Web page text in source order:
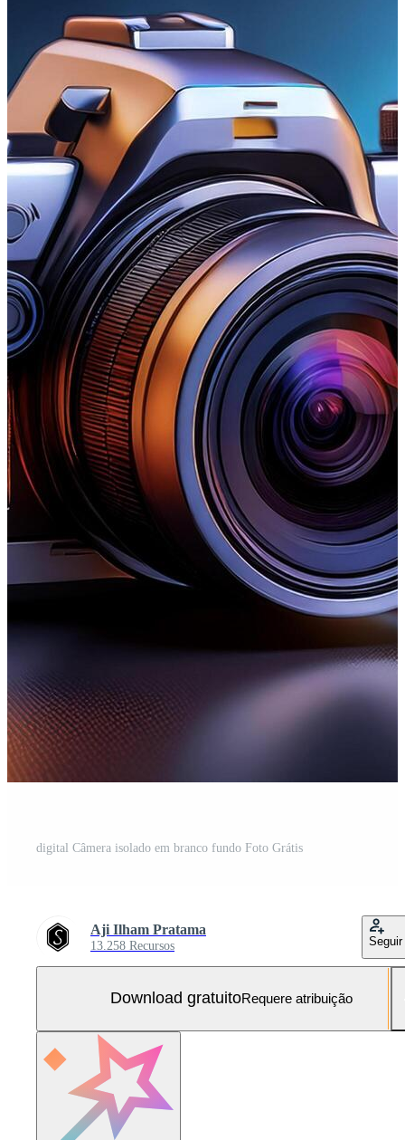
digital Câmera isolado em branco fundo Foto Grátis
Aji Ilham Pratama
13.258 Recursos Seguir
Download gratuitoRequere atribuição